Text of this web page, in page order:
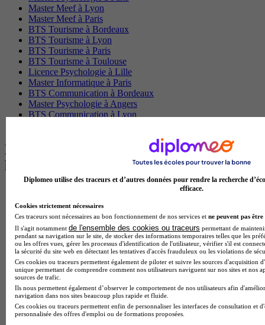
Master Meef à Lyon
Master Meef à Paris
BTS Tourisme à Bordeaux
BTS Tourisme à Lyon
BTS Tourisme à Paris
BTS Tourisme à Toulouse
Licence Psychologie à Lille
Master Informatique à Paris
BTS Communication à Bordeaux
Master Psychologie à Angers
BTS Communication à Lyon
Les intitulés de diplôme par alternance
les plus recherchés
BTS Dietetique en alternance
BTS Mco en alternance
BTS Pi en alternance
BTS Sp3s en alternance
Master CCA en alternance
BTS Ndrc en alternance
BTS Sam en alternance
Cap Fleuriste en alternance
BTS Sio en alternance
MSc Marketing Digital en alternance
BTS Gpme en alternance
Cap Electricien en alternance
Diplomeo utilise des traceurs et d’autres données pour rendre la recherche
efficace.
Cookies strictement nécessaires
Ces traceurs sont nécessaires au bon fonctionnement de nos services et ne peuvent pas être
Il s'agit notamment de l'ensemble des cookies ou traceurs permettant de
pendant sa navigation sur le site, de stocker des informations temporaires telles que les
ou les offres vues, gérer les processus d'identification de l'utilisateur, vérifier s'il est
la sécurité du site web en détectant les tentatives d'accès frauduleux ou les violations de
Ces cookies ou traceurs permettent également de piloter et suivre les sources d'acquisition
unique permettant de comprendre comment nos utilisateurs naviguent sur nos sites et nos
sources de trafic.
Ils nous permettent également d’observer le comportement de nos utilisateurs afin
navigation dans nos sites beaucoup plus rapide et fluide.
Ces cookies ou traceurs permettent enfin de personnaliser les interfaces de consultation et
personnalisée des offres d'emploi ou de formations proposées.